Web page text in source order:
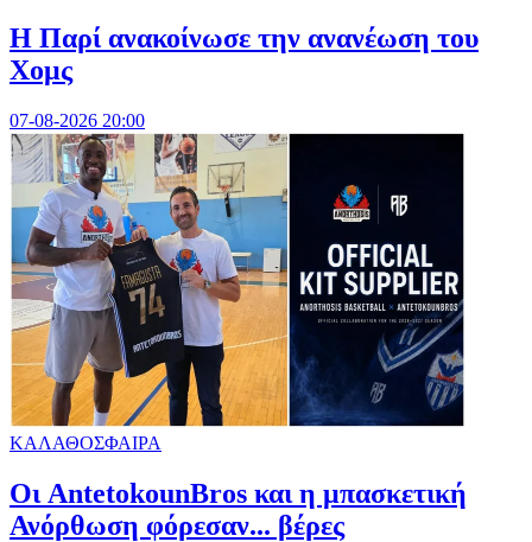
Η Παρί ανακοίνωσε την ανανέωση του
Χομς
07-08-2026 20:00
ΚΑΛΑΘΟΣΦΑΙΡΑ
Oι AntetokounBros και η μπασκετική
Ανόρθωση φόρεσαν... βέρες